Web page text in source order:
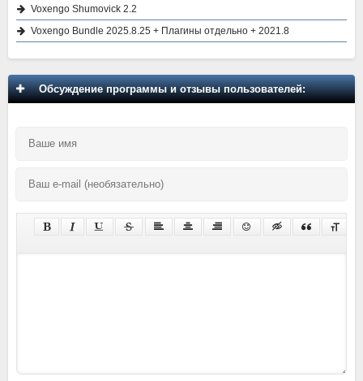
Voxengo Shumovick 2.2
Voxengo Bundle 2025.8.25 + Плагины отдельно + 2021.8
Обсуждение программы и отзывы пользователей: